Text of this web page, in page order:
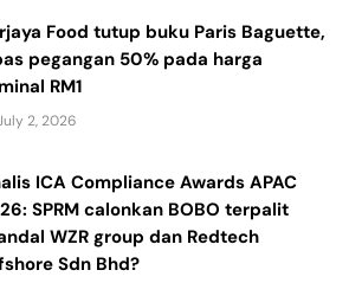
Food tutup buku Paris Baguette,
pegangan 50% pada harga
RM1
2, 2026
ICA Compliance Awards APAC
SPRM calonkan BOBO terpalit
WZR group dan Redtech
Sdn Bhd?